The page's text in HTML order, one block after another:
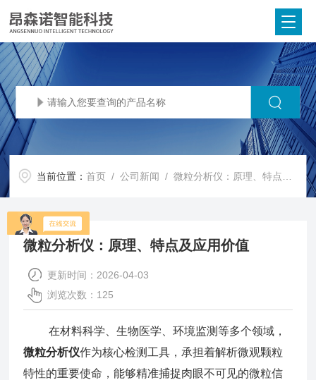
当前位置：首页 /公司新闻 / 微粒分析仪：原理、特点及应用价值
微粒分析仪：原理、特点及应用价值
更新时间：2026-04-03
浏览次数：125
在材料科学、生物医学、环境监测等多个领域，
微粒分析仪作为核心检测工具，承担着解析微观颗粒
特性的重要使命，能够精准捕捉肉眼不可见的微粒信